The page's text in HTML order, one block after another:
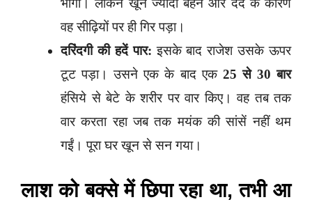
भागा। लेकिन खून ज्यादा बहने और दर्द के कारण
वह सीढ़ियों पर ही गिर पड़ा।
दरिंदगी की हदें पार: इसके बाद राजेश उसके ऊपर
टूट पड़ा। उसने एक के बाद एक 25 से 30 बार
हंसिये से बेटे के शरीर पर वार किए। वह तब तक
वार करता रहा जब तक मयंक की सांसें नहीं थम
गईं। पूरा घर खून से सन गया।
लाश को बक्से में छिपा रहा था, तभी आ